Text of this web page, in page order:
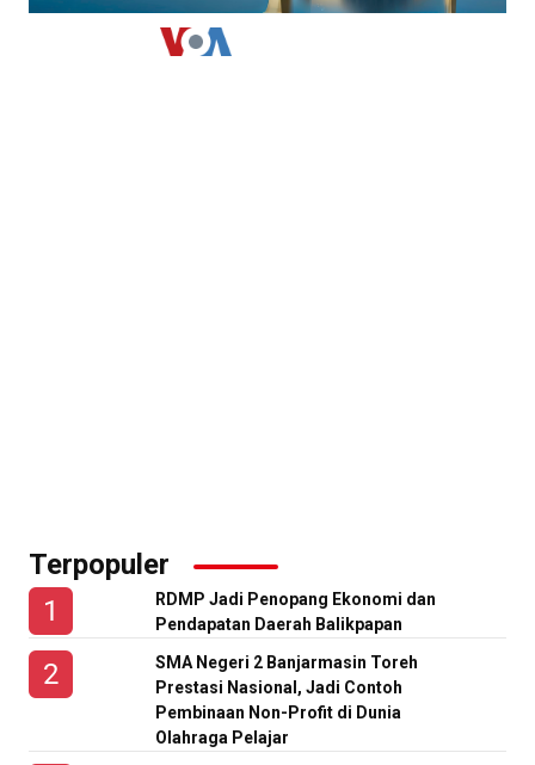
Terpopuler
RDMP Jadi Penopang Ekonomi dan
Pendapatan Daerah Balikpapan
SMA Negeri 2 Banjarmasin Toreh
Prestasi Nasional, Jadi Contoh
Pembinaan Non-Profit di Dunia
Olahraga Pelajar